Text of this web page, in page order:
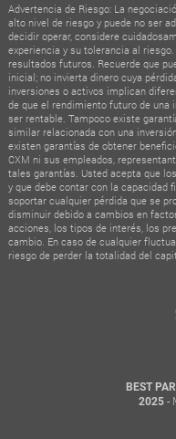
Advertencia de Riesgo: La
alto nivel de riesgo y puede no ser
decidir operar, considere
experiencia y su tolerancia al
resultados futuros. Recuerde que
inicial; no invierta dinero cuya
inversiones o activos implican
de que el rendimiento futuro de una
ser rentable. Tampoco existe
similar relacionada con una
existen garantías de obtener
CXM ni sus empleados,
tales garantías. Usted acepta que
y que debe contar con la capacidad
soportar cualquier pérdida que se
disminuir debido a cambios en
acciones, los tipos de interés, los
cambio. En caso de cualquier
riesgo de perder la totalidad del
BEST
2025 -